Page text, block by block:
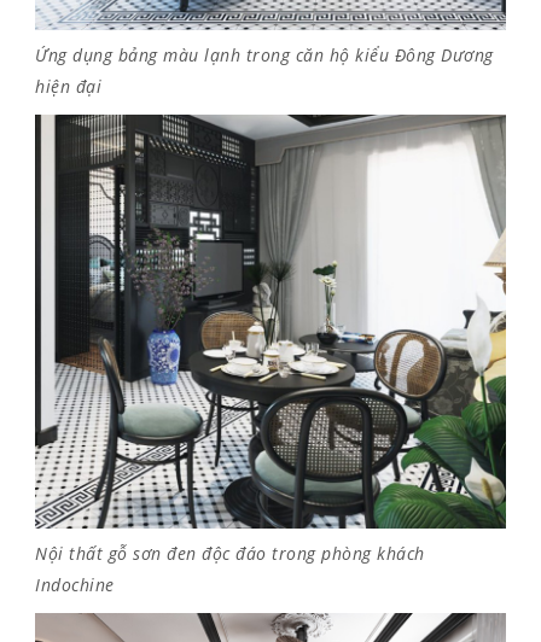
Ứng dụng bảng màu lạnh trong căn hộ kiểu Đông Dương
hiện đại
Nội thất gỗ sơn đen độc đáo trong phòng khách
Indochine